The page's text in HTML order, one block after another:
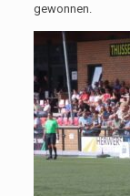
gewonnen.